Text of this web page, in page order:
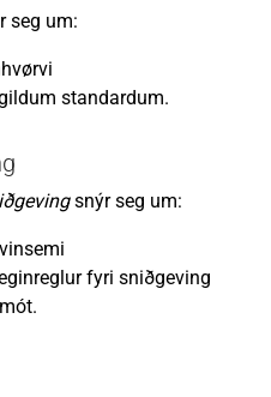
seg um:
standardum.
snýr seg um:
fyri sniðgeving